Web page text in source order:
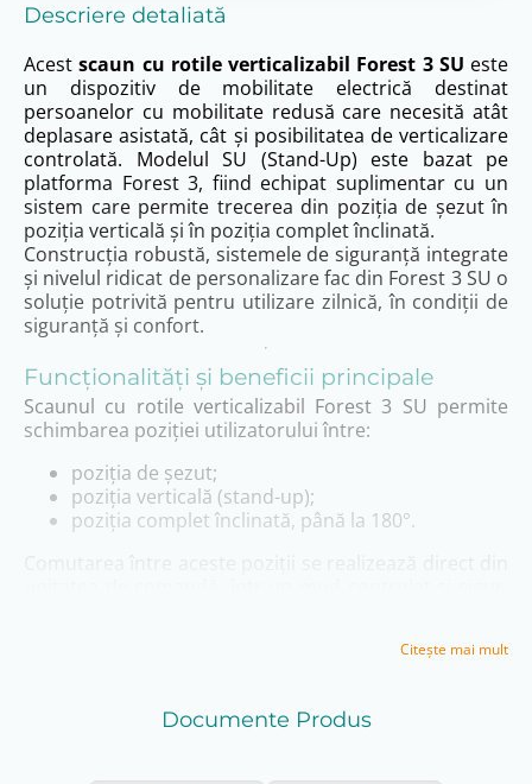
Descriere detaliată
Acestscaun cu rotile verticalizabil Forest 3 SU este
un dispozitiv de mobilitate electrică destinat
persoanelor cu mobilitate redusă care necesită atât
deplasare asistată, cât și posibilitatea de verticalizare
controlată. Modelul SU (Stand-Up) este bazat pe
platforma Forest 3, fiind echipat suplimentar cu un
sistem care permite trecerea din poziția de șezut în
poziția verticală și în poziția complet înclinată.
Construcția robustă, sistemele de siguranță integrate
și nivelul ridicat de personalizare fac din Forest 3 SU o
soluție potrivită pentru utilizare zilnică, în condiții de
siguranță și confort.
Funcționalități și beneficii principale
Scaunul cu rotile verticalizabil Forest 3 SU permite
schimbarea poziției utilizatorului între:
poziția de șezut;
poziția verticală (stand-up);
poziția complet înclinată, până la 180°.
stand-up, scaunul este echipat cu:
Citeşte mai mult
Documente Produs